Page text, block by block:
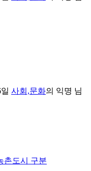
사회,문화의 익명 님
촌도시 구분